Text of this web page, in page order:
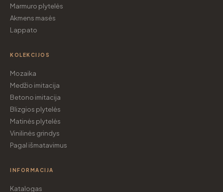
Marmuro plytelės
Akmens masės
Lappato
KOLEKCIJOS
Mozaika
Medžio imitacija
Betono imitacija
Blizgios plytelės
Matinės plytelės
Vinilinės grindys
Pagal išmatavimus
INFORMACIJA
Katalogas